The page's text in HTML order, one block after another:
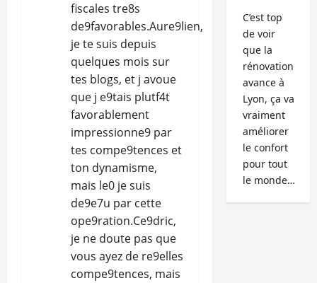
fiscales tre8s
de9favorables.Aure9lien,
je te suis depuis
quelques mois sur
tes blogs, et j avoue
que j e9tais plutf4t
favorablement
impressionne9 par
tes compe9tences et
ton dynamisme,
mais le0 je suis
de9e7u par cette
ope9ration.Ce9dric,
je ne doute pas que
vous ayez de re9elles
compe9tences, mais
C’est top
de voir
que la
rénovation
avance à
Lyon, ça va
vraiment
améliorer
le confort
pour tout
le monde…